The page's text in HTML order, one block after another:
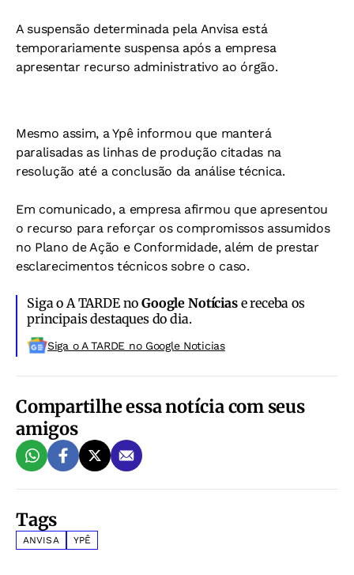
A suspensão determinada pela Anvisa está
temporariamente suspensa após a empresa
apresentar recurso administrativo ao órgão.
Mesmo assim, a Ypê informou que manterá
paralisadas as linhas de produção citadas na
resolução até a conclusão da análise técnica.
Em comunicado, a empresa afirmou que apresentou
o recurso para reforçar os compromissos assumidos
no Plano de Ação e Conformidade, além de prestar
esclarecimentos técnicos sobre o caso.
Siga o A TARDE noGoogle Notíciase receba os
principais destaques do dia.
Siga o A TARDE no Google Noticias
Compartilhe essa notícia com seus
amigos
Tags
ANVISA YPÊ